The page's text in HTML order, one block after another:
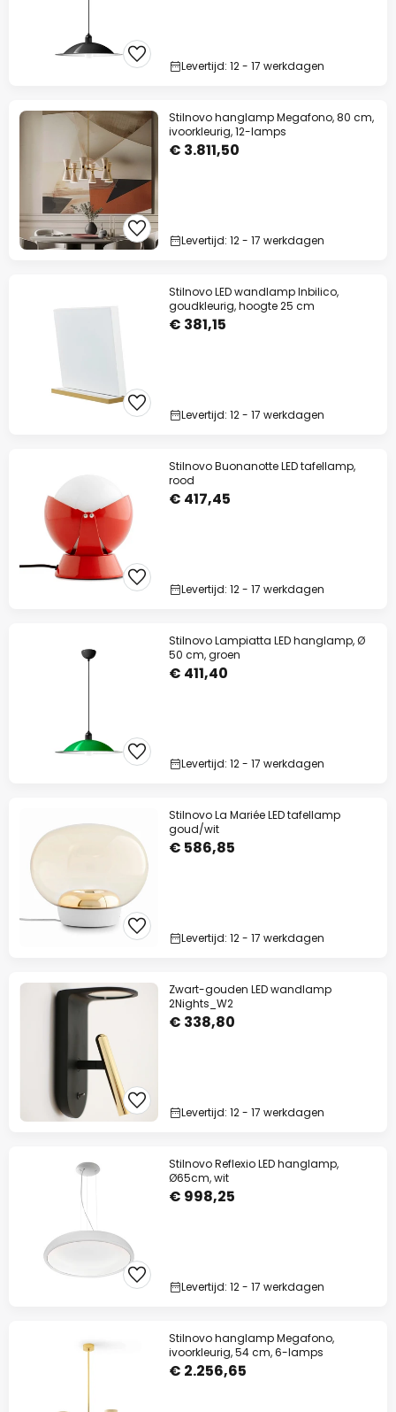
Levertijd: 12 - 17 werkdagen
Stilnovo hanglamp Megafono, 80 cm,
ivoorkleurig, 12-lamps
€ 3.811,50
Levertijd: 12 - 17 werkdagen
Stilnovo LED wandlamp Inbilico,
goudkleurig, hoogte 25 cm
€ 381,15
Levertijd: 12 - 17 werkdagen
Stilnovo Buonanotte LED tafellamp,
rood
€ 417,45
Levertijd: 12 - 17 werkdagen
Stilnovo Lampiatta LED hanglamp, Ø
50 cm, groen
€ 411,40
Levertijd: 12 - 17 werkdagen
Stilnovo La Mariée LED tafellamp
goud/wit
€ 586,85
Levertijd: 12 - 17 werkdagen
Zwart-gouden LED wandlamp
2Nights_W2
€ 338,80
Levertijd: 12 - 17 werkdagen
Stilnovo Reflexio LED hanglamp,
Ø65cm, wit
€ 998,25
Levertijd: 12 - 17 werkdagen
Stilnovo hanglamp Megafono,
ivoorkleurig, 54 cm, 6-lamps
€ 2.256,65